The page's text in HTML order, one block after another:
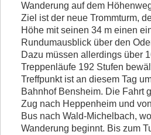
Wanderung auf dem
Ziel ist der neue Trommturm,
Höhe mit seinen 34 m einen
Rundumausblick über den
Dazu müssen allerdings über
Treppenläufe 192 Stufen
Treffpunkt ist an diesem Tag
Bahnhof Bensheim. Die Fahrt
Zug nach Heppenheim und
Bus nach Wald-Michelbach,
Wanderung beginnt. Bis zum